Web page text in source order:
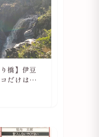
橋】伊豆
だけは必